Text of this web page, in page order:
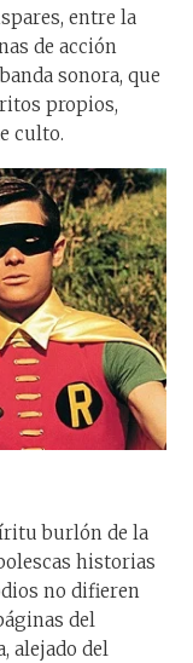
entre la
de acción
sonora, que
propios,
culto.
burlón de la
historias
no difieren
del
alejado del